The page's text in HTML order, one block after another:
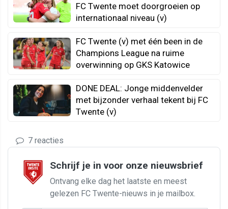
FC Twente moet doorgroeien op
internationaal niveau (v)
FC Twente (v) met één been in de
Champions League na ruime
overwinning op GKS Katowice
DONE DEAL: Jonge middenvelder
met bijzonder verhaal tekent bij FC
Twente (v)
7 reacties
Schrijf je in voor onze nieuwsbrief
Ontvang elke dag het laatste en meest
gelezen FC Twente-nieuws in je mailbox.